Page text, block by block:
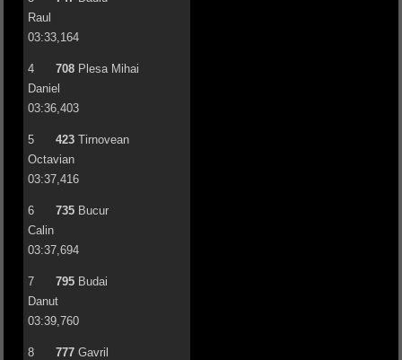
Raul
03:33,164
4708 Plesa Mihai
Daniel
03:36,403
5423 Tirnovean
Octavian
03:37,416
6735 Bucur
Calin
03:37,694
7795 Budai
Danut
03:39,760
8777 Gavril